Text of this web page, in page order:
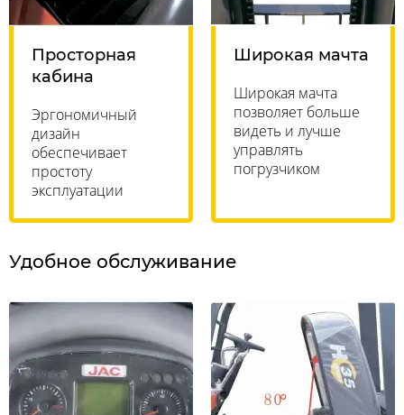
Просторная
кабина
Эргономичный
дизайн
обеспечивает
простоту
эксплуатации
Широкая мачта
Широкая мачта
позволяет больше
видеть и лучше
управлять
погрузчиком
Удобное обслуживание